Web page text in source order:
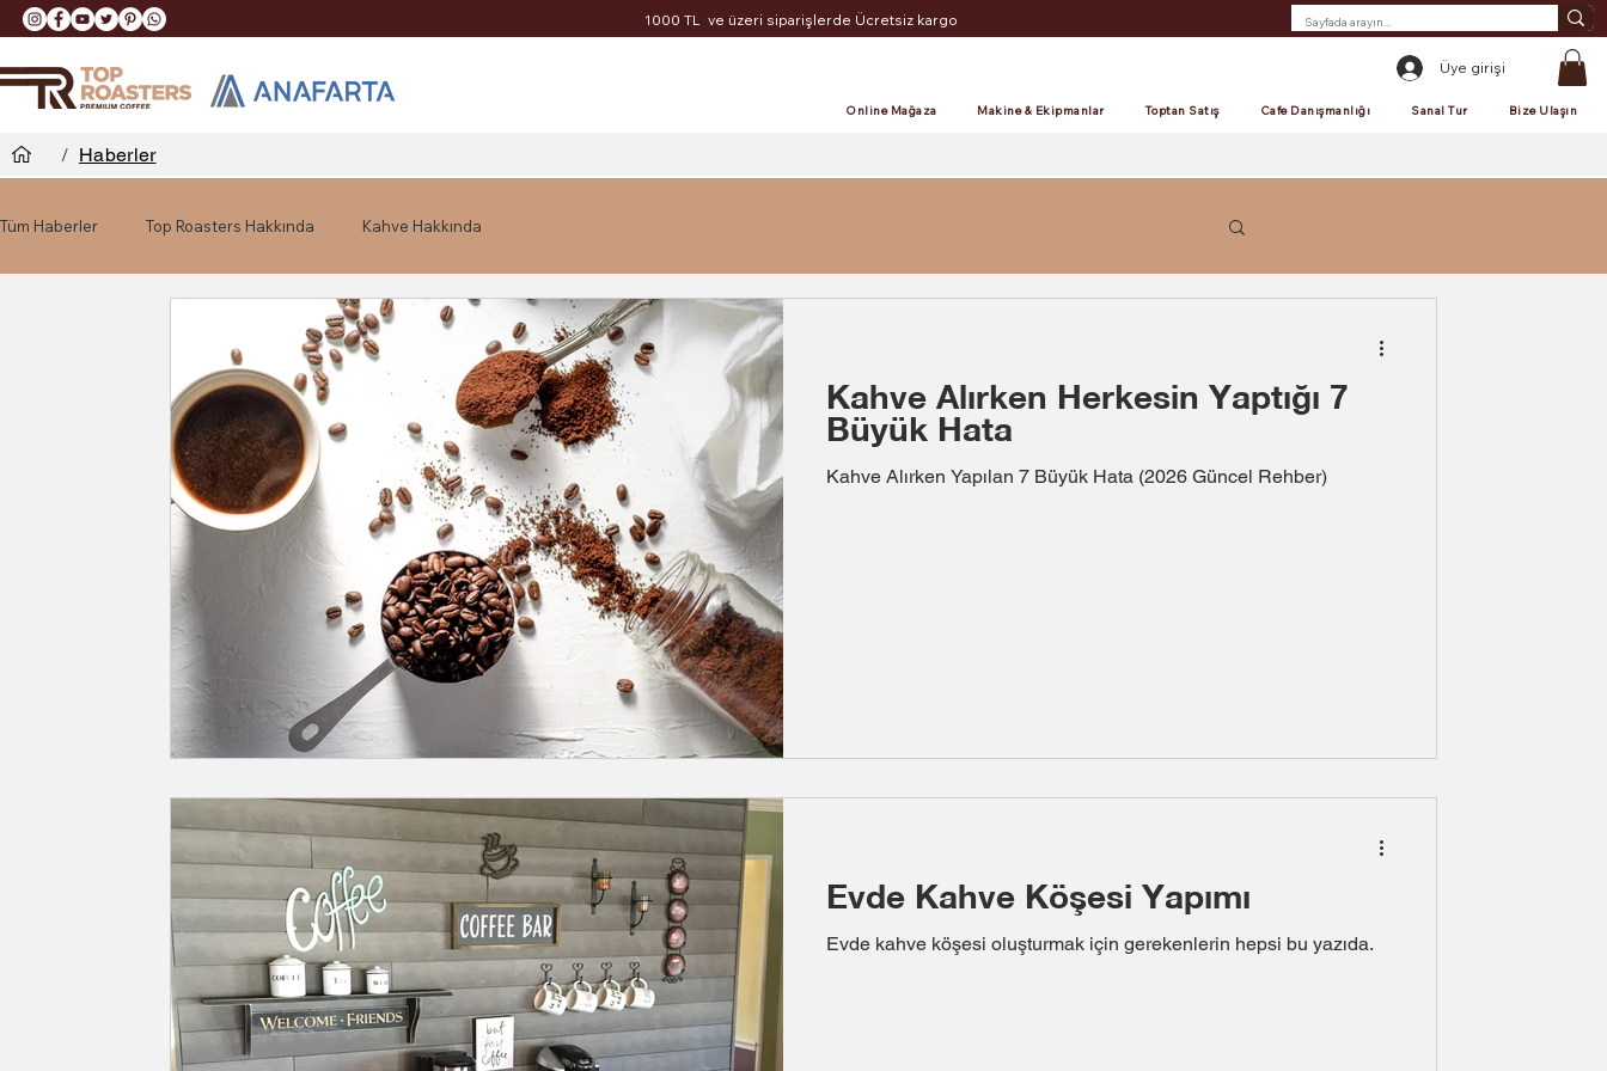
1000 TL ve üzeri siparişlerde Ücretsiz kargo
Üye girişi
Online Mağaza Makine & Ekipmanlar Toptan Satış Cafe Danışmanlığı Sanal Tur Bize Ulaşın
/ Haberler
Tüm Haberler Top Roasters Hakkında Kahve Hakkında
Kahve Alırken Herkesin Yaptığı 7
Büyük Hata
Kahve Alırken Yapılan 7 Büyük Hata (2026 Güncel Rehber)
Evde Kahve Köşesi Yapımı
Evde kahve köşesi oluşturmak için gerekenlerin hepsi bu yazıda.